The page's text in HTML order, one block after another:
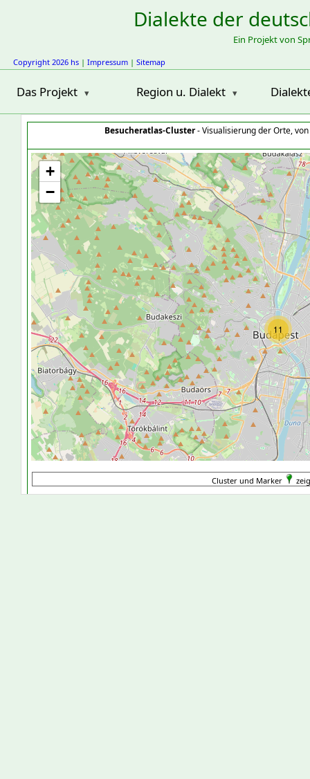
Dialekte der
Ein Projekt von
Copyright 2026 hs | Impressum | Sitemap
Das Projekt Region u. Dialekt
Besucheratlas-Cluster- Visualisierung der Orte,
11
+
−
Cluster und Marker